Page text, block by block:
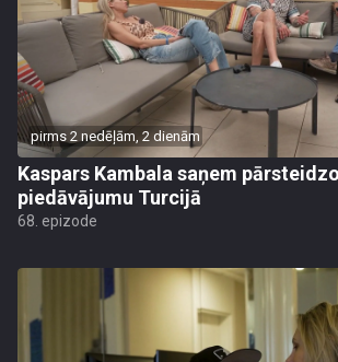
pirms 2 nedēļām, 2 dienām
Kaspars Kambala saņem
piedāvājumu Turcijā
68. epizode